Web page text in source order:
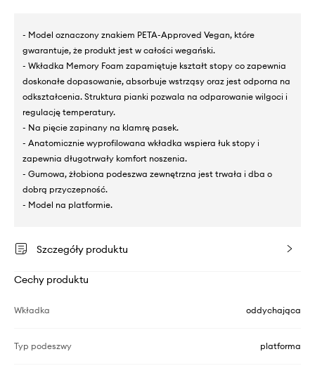
- Model oznaczony znakiem PETA-Approved Vegan, które
gwarantuje, że produkt jest w całości wegański.
- Wkładka Memory Foam zapamiętuje kształt stopy co zapewnia
doskonałe dopasowanie, absorbuje wstrząsy oraz jest odporna na
odkształcenia. Struktura pianki pozwala na odparowanie wilgoci i
regulację temperatury.
- Na pięcie zapinany na klamrę pasek.
- Anatomicznie wyprofilowana wkładka wspiera łuk stopy i
zapewnia długotrwały komfort noszenia.
- Gumowa, żłobiona podeszwa zewnętrzna jest trwała i dba o
dobrą przyczepność.
- Model na platformie.
Szczegóły produktu
Cechy produktu
Wkładka oddychająca
Typ podeszwy platforma